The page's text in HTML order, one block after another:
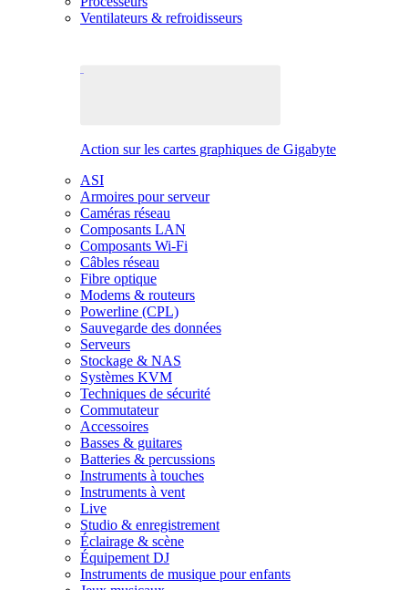
Ventilateurs & refroidisseurs
Action sur les cartes graphiques de Gigabyte
ASI
Armoires pour serveur
Caméras réseau
Composants LAN
Composants Wi-Fi
Câbles réseau
Fibre optique
Modems & routeurs
Powerline (CPL)
Sauvegarde des données
Serveurs
Stockage & NAS
Systèmes KVM
Techniques de sécurité
Commutateur
Accessoires
Basses & guitares
Batteries & percussions
Instruments à touches
Instruments à vent
Live
Studio & enregistrement
Éclairage & scène
Équipement DJ
Instruments de musique pour enfants